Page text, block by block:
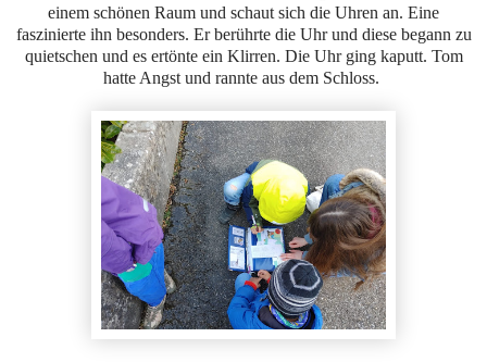
einem schönen Raum und schaut sich die Uhren an. Eine
faszinierte ihn besonders. Er berührte die Uhr und diese begann zu
quietschen und es ertönte ein Klirren. Die Uhr ging kaputt. Tom
hatte Angst und rannte aus dem Schloss.